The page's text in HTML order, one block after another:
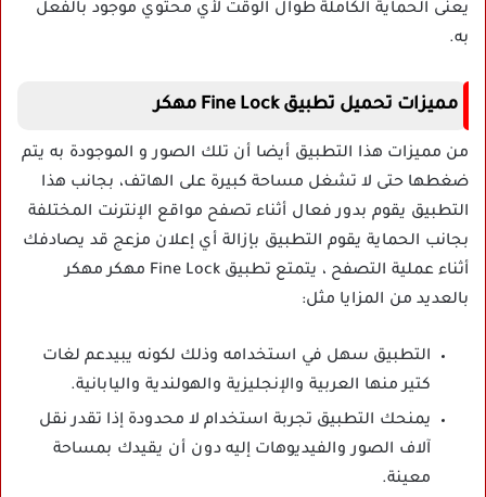
يعنى الحماية الكاملة طوال الوقت لأي محتوي موجود بالفعل
به.
مميزات تحميل تطبيق Fine Lock مهكر
من مميزات هذا التطبيق أيضا أن تلك الصور و الموجودة به يتم
ضغطها حتى لا تشغل مساحة كبيرة على الهاتف، بجانب هذا
التطبيق يقوم بدور فعال أثناء تصفح مواقع الإنترنت المختلفة
بجانب الحماية يقوم التطبيق بإزالة أي إعلان مزعج قد يصادفك
أثناء عملية التصفح ، يتمتع تطبيق Fine Lock مهكر مهكر
بالعديد من المزايا مثل:
التطبيق سهل في استخدامه وذلك لكونه يبيدعم لغات
كتير منها العربية والإنجليزية والهولندية واليابانية.
يمنحك التطبيق تجربة استخدام لا محدودة إذا تقدر نقل
آلاف الصور والفيديوهات إليه دون أن يقيدك بمساحة
معينة.